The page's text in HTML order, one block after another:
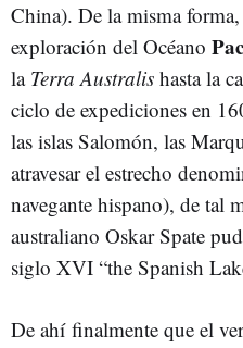
China). De la misma
exploración del Océano
la Terra Australis hasta la
ciclo de expediciones en
las islas Salomón, las
atravesar el estrecho
navegante hispano), de tal
australiano Oskar Spate
siglo XVI “the Spanish
De ahí finalmente que el